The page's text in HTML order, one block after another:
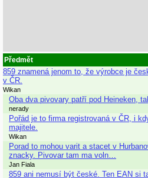
Předmět
859 znamená jenom to, že výrobce je
v ČR.
Wikan
Oba dva pivovary patří pod Heineken,
nerady
Pořád je to firma registrovaná v ČR, i
majitele.
Wikan
Porad to mohou varit a stacet v
znacky. Pivovar tam ma voln…
Jan Fiala
859 ani nemusí být české. Ten EAN si